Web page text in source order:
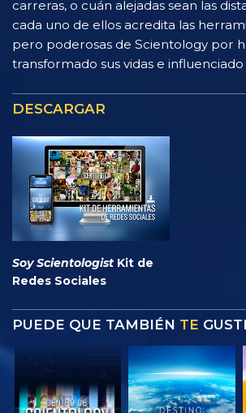
carreras, o cuán alejadas sean las
cada uno de ellos acredita las
pero poderosas de Scientology por
transformado sus vidas e influenciado
DESCARGAR
Soy Scientologist Kit de
Redes Sociales
PUEDE QUE TAMBIÉN TE